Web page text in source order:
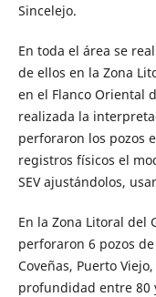
Sincelejo.
En toda el área se
de ellos en la Zona
en el Flanco Oriental
realizada la
perforaron los pozos
registros físicos el
SEV ajustándolos,
En la Zona Litoral del
perforaron 6 pozos
Coveñas, Puerto
profundidad entre 80